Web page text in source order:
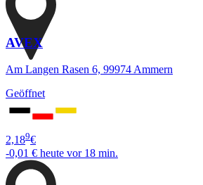
AVEX
Am Langen Rasen 6, 99974 Ammern
Geöffnet
2,189€
-0,01 € heute vor 18 min.